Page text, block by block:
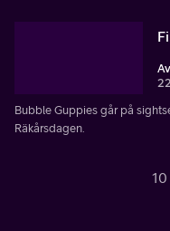
Bubble Guppies går på
Räkårsdagen.